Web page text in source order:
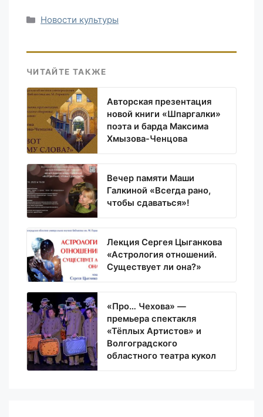
Рубрики
Новости культуры
ЧИТАЙТЕ ТАКЖЕ
Авторская презентация
новой книги «Шпаргалки»
поэта и барда Максима
Хмызова-Ченцова
Вечер памяти Маши
Галкиной «Всегда рано,
чтобы сдаваться»!
Лекция Сергея Цыганкова
«Астрология отношений.
Существует ли она?»
«Про… Чехова» —
премьера спектакля
«Тёплых Артистов» и
Волгоградского
областного театра кукол